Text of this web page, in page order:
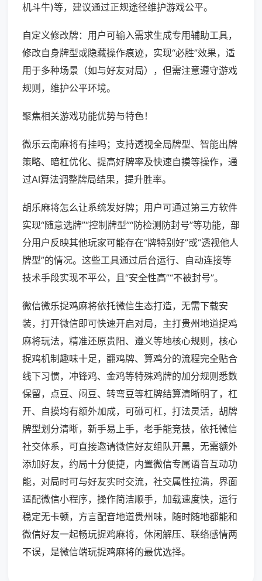
机斗牛)等，建议通过正规途径维护游戏公平。
自定义修改牌：用户可输入需求生成专用辅助工具，
修改自身牌型或隐藏操作痕迹，实现“必胜”效果，适
用于多种场景（如与好友对局），但需注意遵守游戏
规则，维护公平环境。
聚焦相关游戏功能优势与特色！
微乐云南麻将有挂吗；支持透视全局牌型、智能出牌
策略、暗杠优化、提高好牌率及快速自摸等操作，通
过AI算法调整牌局结果，提升胜率。
胡乐麻将怎么让系统发好牌；用户可通过第三方软件
实现“随意选牌”“控制牌型”“防检测防封号”等功能，部
分用户反映其他玩家可能存在“牌特别好”或“透视他人
牌型”的情况。这些工具通过后台运行、自动连接等
技术手段实现不平公，且“安全性高”“不被封号”。
微信微乐捉鸡麻将依托微信生态打造，无需下载安
装，打开微信即可快速开启对局，主打贵州地道捉鸡
麻将玩法，精准还原贵阳、遵义等地核心规则，核心
捉鸡机制趣味十足，翻鸡牌、算鸡分的流程完全贴合
线下习惯，冲锋鸡、金鸡等特殊鸡牌的加分规则悉数
保留，点豆、闷豆、转弯豆等杠牌结算清晰明了，杠
开、自摸均有额外加成，可碰可杠，打法灵活，胡牌
牌型划分清晰，新手易上手，老手能竞技，依托微信
社交体系，可直接邀请微信好友组队开黑，无需额外
添加好友，约局十分便捷，内置微信专属语音互动功
能，对局时可与好友实时交流，社交属性拉满，界面
适配微信小程序，操作简洁顺手，加载速度快，运行
稳定无卡顿，方言配音地道贵州味，随时随地都能和
微信好友一起畅玩捉鸡麻将，休闲解压、联络感情两
不误，是微信端玩捉鸡麻将的最优选择。